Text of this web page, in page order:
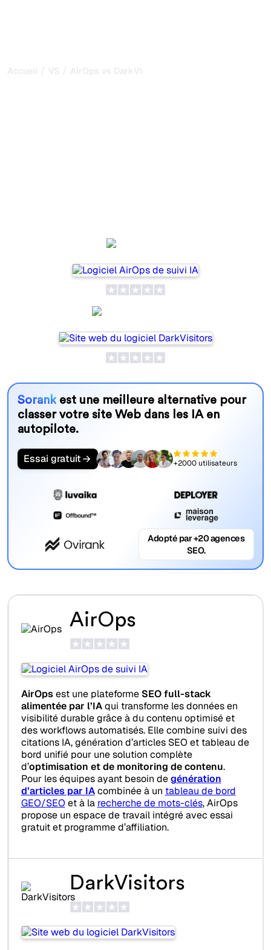
Accueil / VS / AirOps vs DarkVisitors
Sorankest une meilleure alternative pour
classer votre site Web dans les IA en
autopilote.
Essai gratuit +2000 utilisateurs
Adopté par +20 agences
SEO.
AirOps
AirOpsest une plateforme SEO full-stack
alimentée par l’IAqui transforme les données en
visibilité durable grâce à du contenu optimisé et
des workflows automatisés. Elle combine suivi des
citations IA, génération d’articles SEO et tableau de
bord unifié pour une solution complète
d’optimisation et de monitoring de contenu.
Pour les équipes ayant besoin degénération
d’articles par IAcombinée à un tableau de bord
GEO/SEO et à la recherche de mots-clés, AirOps
propose un espace de travail intégré avec essai
gratuit et programme d’affiliation.
DarkVisitors